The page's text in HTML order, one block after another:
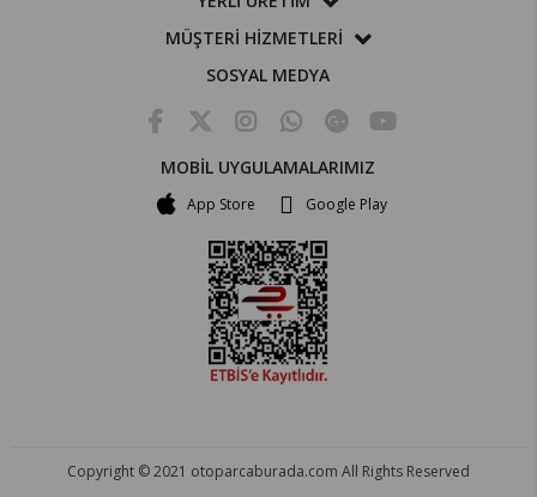
MÜŞTERİ HİZMETLERİ
SOSYAL MEDYA
MOBİL UYGULAMALARIMIZ
App Store Google Play
Copyright © 2021 otoparcaburada.com All Rights Reserved